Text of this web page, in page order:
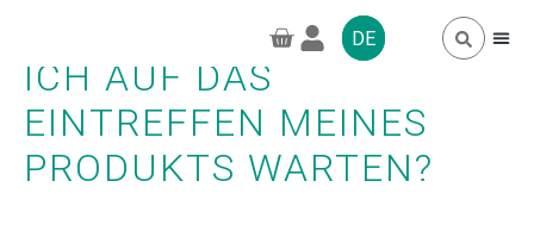
DE
WIE VIELE TAGE KANN
ICH AUF DAS
EINTREFFEN MEINES
PRODUKTS WARTEN?